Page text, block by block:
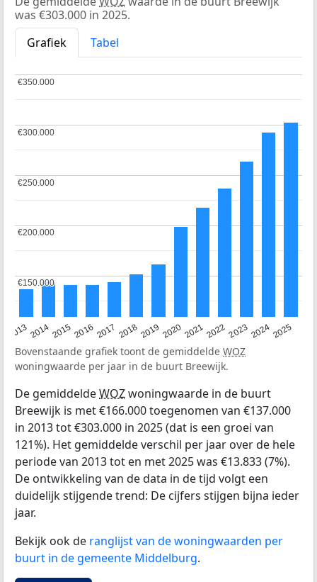
was €303.000 in 2025.
Grafiek
Tabel
20132014201520162017 20182019 202020212022202320242025
€150.000
€150.000
€200.000
€200.000
€250.000
€250.000
€300.000
€300.000
€350.000
€350.000
Bovenstaande grafiek toont de gemiddelde WOZ
woningwaarde per jaar in de buurt Breewijk.
De gemiddeldeWOZwoningwaarde in de buurt
Breewijk is met €166.000 toegenomen van €137.000
in 2013 tot €303.000 in 2025 (dat is een groei van
121%). Het gemiddelde verschil per jaar over de hele
periode van 2013 tot en met 2025 was €13.833 (7%).
De ontwikkeling van de data in de tijd volgt een
duidelijk stijgende trend: De cijfers stijgen bijna ieder
jaar.
Bekijk ook de ranglijst van de woningwaarden per
buurt in de gemeente Middelburg.